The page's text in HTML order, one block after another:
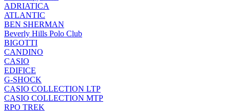
ADRIATICA
ATLANTIC
BEN SHERMAN
Beverly Hills Polo Club
BIGOTTI
CANDINO
CASIO
EDIFICE
G-SHOCK
CASIO COLLECTION LTP
CASIO COLLECTION MTP
RPO TREK